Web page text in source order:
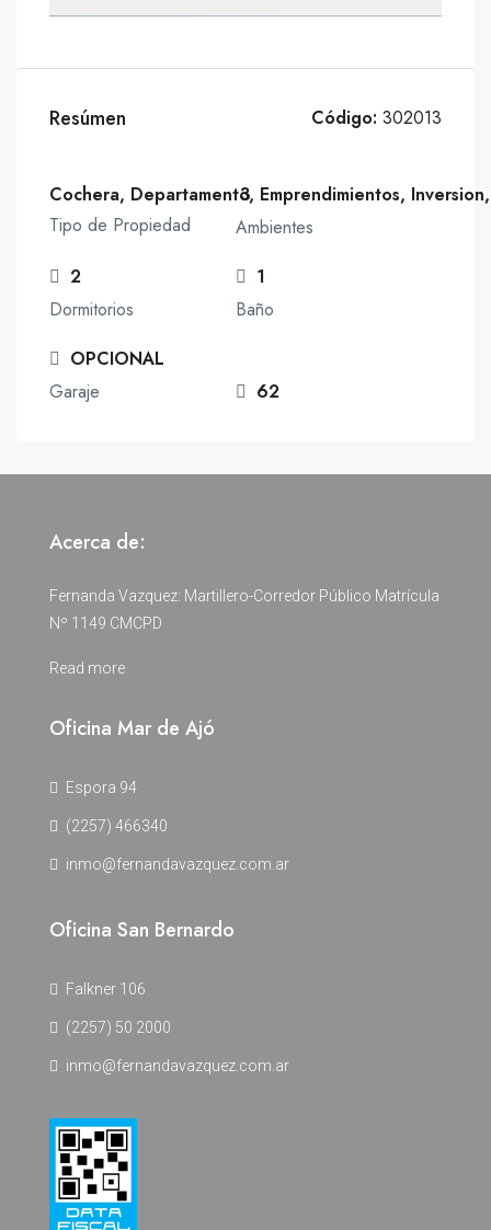
Resúmen Código: 302013
Cochera, Departamento, Emprendimientos,
Tipo de Propiedad
3
Ambientes
2
Dormitorios
1
Baño
OPCIONAL
Garaje
62
Acerca de:
Fernanda Vazquez: Martillero-Corredor Público Matrícula
Nº 1149 CMCPD
Read more
Oficina Mar de Ajó
Espora 94
(2257) 466340
inmo@fernandavazquez.com.ar
Oficina San Bernardo
Falkner 106
(2257) 50 2000
inmo@fernandavazquez.com.ar